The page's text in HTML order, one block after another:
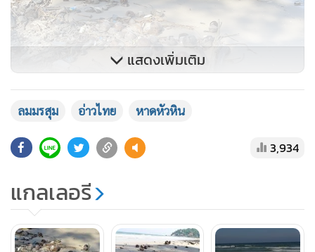
แสดงเพิ่มเติม
ลมมรสุม อ่าวไทย หาดหัวหิน
3,934
แกลเลอรี